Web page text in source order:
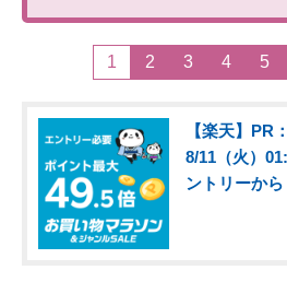
1 2 3 4 5
【楽天】PR
8/11（火）
ントリーから